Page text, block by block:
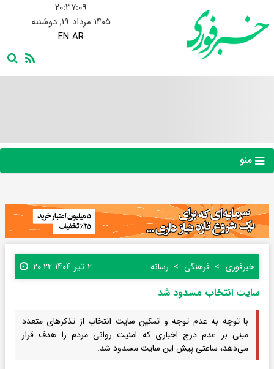
۲۰:۳۷:۱۰
۱۴۰۵ مرداد ۱۹, دوشنبه
EN AR
منو
خبرفوری فرهنگی رسانه ۲ تیر ۱۴۰۴ ۲۰:۲۲
سایت انتخاب مسدود شد
با توجه به عدم توجه و تمکین سایت انتخاب از تذکر‌های متعدد
مبنی بر عدم درج اخباری که امنیت روانی مردم را هدف قرار
می‌دهد، ساعتی پیش این سایت مسدود شد.